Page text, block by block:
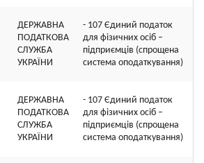
ДЕРЖАВНА
ПОДАТКОВА
СЛУЖБА
УКРАЇНИ
- 107 Єдиний податок
для фізичних осіб –
підприємців (спрощена
система оподаткування)
ДЕРЖАВНА
ПОДАТКОВА
СЛУЖБА
УКРАЇНИ
- 107 Єдиний податок
для фізичних осіб –
підприємців (спрощена
система оподаткування)